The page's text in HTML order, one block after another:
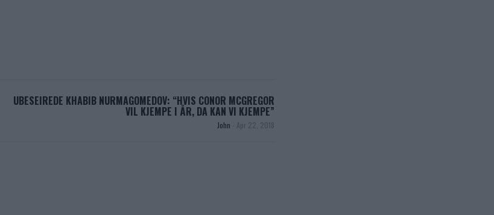
UBESEIREDE KHABIB NURMAGOMEDOV: “HVIS CONOR MCGREGOR
VIL KJEMPE I ÅR, DA KAN VI KJEMPE”
John - Apr 22, 2018